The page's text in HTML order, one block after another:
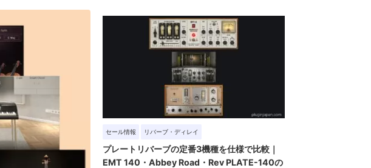
セール情報 リバーブ・ディレイ
プレートリバーブの定番3機種を仕様で比較｜
EMT 140・Abbey Road・Rev PLATE-140の